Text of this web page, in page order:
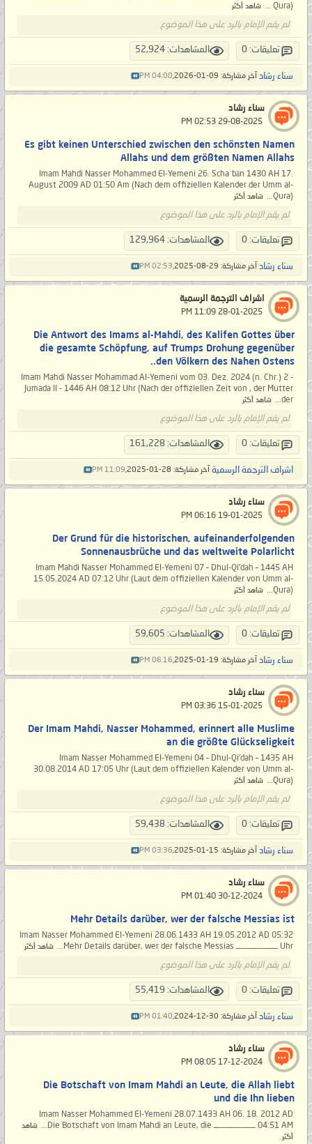
Qura) ...
شاهد أكثر
لم يقم الإمام بالرد على هذا الموضوع
تعليقات: 0 المشاهدات: 52,924
سناء رشاد آخر مشاركة: 09-01-2026, 04:00 PM
سناء رشاد
Es gibt keinen Unterschied zwischen den schönsten Namen
Allahs und dem größten Namen Allahs
Imam Mahdi Nasser Mohammed El-Yemeni 26. Schaʿbān 1430 AH 17.
August 2009 AD 01:50 Am (Nach dem offiziellen Kalender der Umm al-
Qura)...
شاهد أكثر
لم يقم الإمام بالرد على هذا الموضوع
تعليقات: 0 المشاهدات: 129,964
سناء رشاد آخر مشاركة: 29-08-2025, 02:53 PM
اشراف الترجمة الرسمية
Die Antwort des Imams al-Mahdi, des Kalifen Gottes über
die gesamte Schöpfung, auf Trumps Drohung gegenüber
den Völkern des Nahen Ostens..
Imam Mahdi Nasser Mohammad Al-Yemeni vom 03. Dez. 2024 (n. Chr.) 2 -
Jumada II - 1446 AH 08:12 Uhr (Nach der offiziellen Zeit von , der Mutter
der...
شاهد أكثر
لم يقم الإمام بالرد على هذا الموضوع
تعليقات: 0 المشاهدات: 161,228
اشراف الترجمة الرسمية آخر مشاركة: 28-01-2025, 11:09 PM
سناء رشاد
Der Grund für die historischen, aufeinanderfolgenden
Sonnenausbrüche und das weltweite Polarlicht
Imam Mahdi Nasser Mohammed El-Yemeni 07 – Dhul-Qi’dah – 1445 AH
15.05.2024 AD 07:12 Uhr (Laut dem offiziellen Kalender von Umm al-
Qura)...
شاهد أكثر
لم يقم الإمام بالرد على هذا الموضوع
تعليقات: 0 المشاهدات: 59,605
سناء رشاد آخر مشاركة: 19-01-2025, 06:16 PM
سناء رشاد
Der Imam Mahdi, Nasser Mohammed, erinnert alle Muslime
an die größte Glückseligkeit
Imam Nasser Mohammed El-Yemeni 04 – Dhul-Qi’dah – 1435 AH
30.08.2014 AD 17:05 Uhr (Laut dem offiziellen Kalender von Umm al-
Qura)...
شاهد أكثر
لم يقم الإمام بالرد على هذا الموضوع
تعليقات: 0 المشاهدات: 59,438
سناء رشاد آخر مشاركة: 15-01-2025, 03:36 PM
سناء رشاد
Mehr Details darüber, wer der falsche Messias ist
Imam Nasser Mohammed El-Yemeni 28.06.1433 AH 19.05.2012 AD 05:32
Uhr ــــــــــــــــــــ Mehr Details darüber, wer der falsche Messias...
شاهد أكثر
لم يقم الإمام بالرد على هذا الموضوع
تعليقات: 0 المشاهدات: 55,419
سناء رشاد آخر مشاركة: 30-12-2024, 01:40 PM
سناء رشاد
Die Botschaft von Imam Mahdi an Leute, die Allah liebt
und die Ihn lieben
Imam Nasser Mohammed El-Yemeni 28.07.1433 AH 06. 18. 2012 AD
04:51 AM ــــــــــــــــــــ Die Botschaft von Imam Mahdi an Leute, die...
شاهد
أكثر